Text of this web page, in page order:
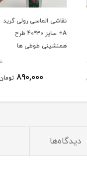
نقاشی الماسی رولی گرید
A+ سایز 30*40 طرح
همنشینی طوطی ها
0
890,000 تومان
دیدگاه‌ها